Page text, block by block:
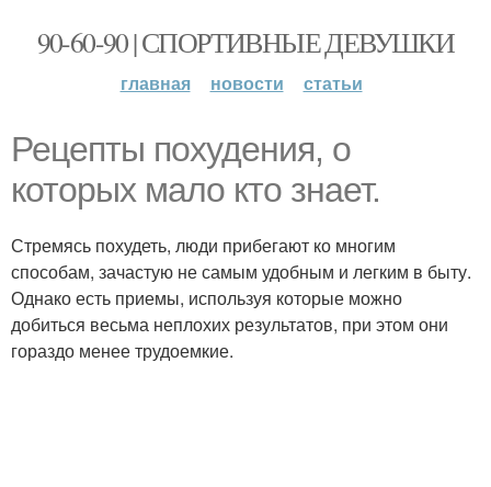
90-60-90 | СПОРТИВНЫЕ ДЕВУШКИ
главная новости статьи
Рецепты похудения, о
которых мало кто знает.
Стремясь похудеть, люди прибегают ко многим
способам, зачастую не самым удобным и легким в быту.
Однако есть приемы, используя которые можно
добиться весьма неплохих результатов, при этом они
гораздо менее трудоемкие.